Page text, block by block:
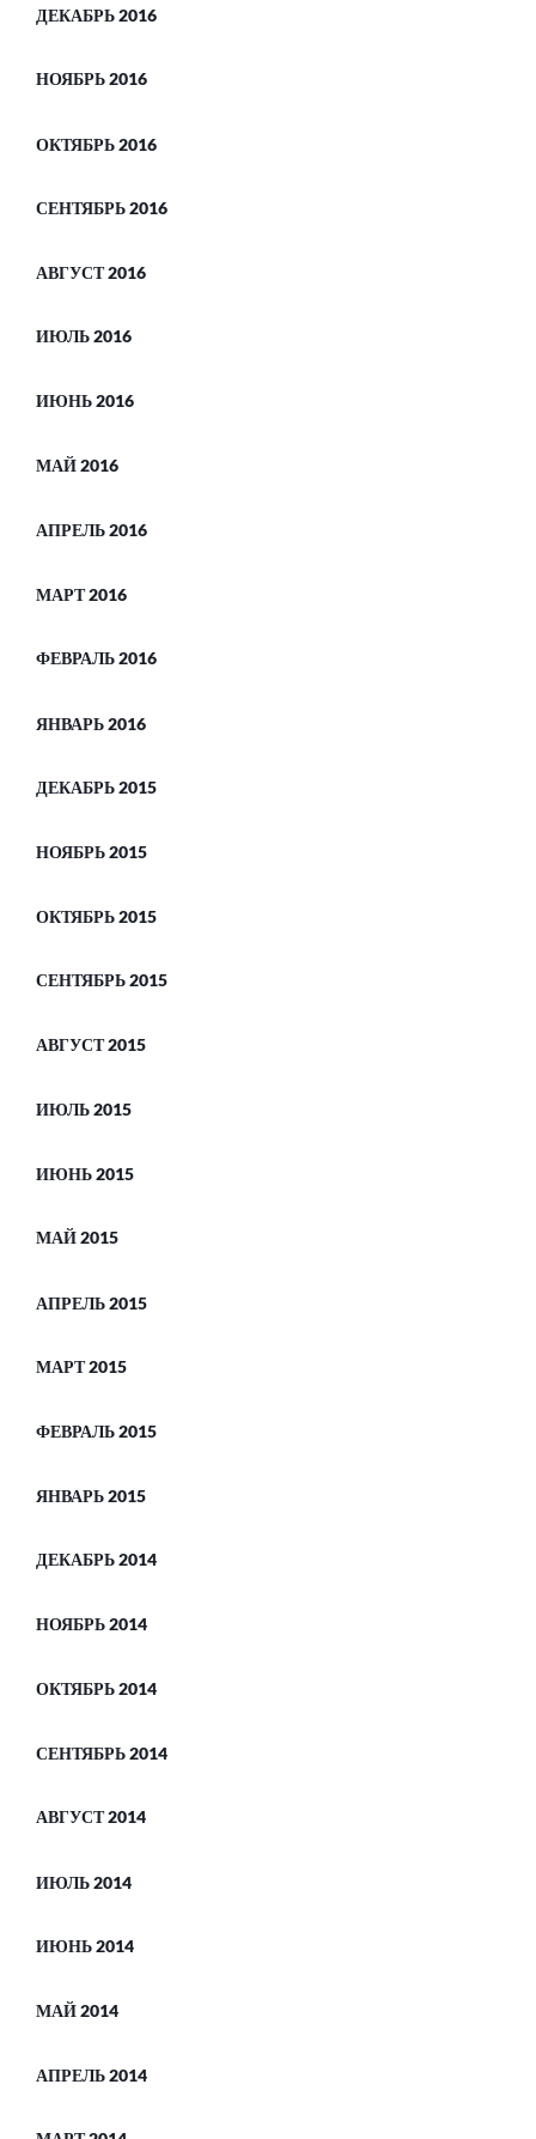
ДЕКАБРЬ 2016
НОЯБРЬ 2016
ОКТЯБРЬ 2016
СЕНТЯБРЬ 2016
АВГУСТ 2016
ИЮЛЬ 2016
ИЮНЬ 2016
МАЙ 2016
АПРЕЛЬ 2016
МАРТ 2016
ФЕВРАЛЬ 2016
ЯНВАРЬ 2016
ДЕКАБРЬ 2015
НОЯБРЬ 2015
ОКТЯБРЬ 2015
СЕНТЯБРЬ 2015
АВГУСТ 2015
ИЮЛЬ 2015
ИЮНЬ 2015
МАЙ 2015
АПРЕЛЬ 2015
МАРТ 2015
ФЕВРАЛЬ 2015
ЯНВАРЬ 2015
ДЕКАБРЬ 2014
НОЯБРЬ 2014
ОКТЯБРЬ 2014
СЕНТЯБРЬ 2014
АВГУСТ 2014
ИЮЛЬ 2014
ИЮНЬ 2014
МАЙ 2014
АПРЕЛЬ 2014